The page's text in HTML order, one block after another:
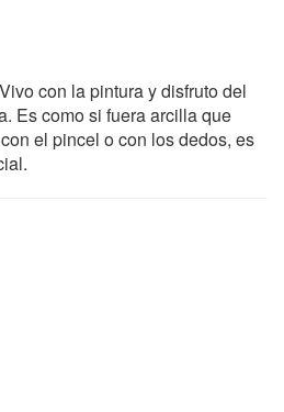
con la pintura y disfruto del
Es como si fuera arcilla que
el pincel o con los dedos, es